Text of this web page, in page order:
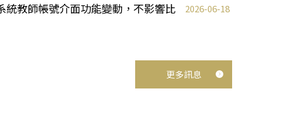
教師帳號介面功能變動，不影響比
2026-06-18
更多訊息